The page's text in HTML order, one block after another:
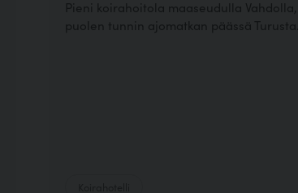
Pieni koirahoitola maaseudulla Vahdolla,
puolen tunnin ajomatkan päässä Turusta.